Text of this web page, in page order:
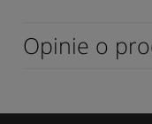
Opinie o